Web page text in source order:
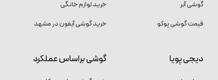
گوشی آنر
قیمت گوشی پوکو
خرید لوازم خانگی
خرید گوشی آیفون در مشهد
دیجی پویا گوشی براساس عملکرد